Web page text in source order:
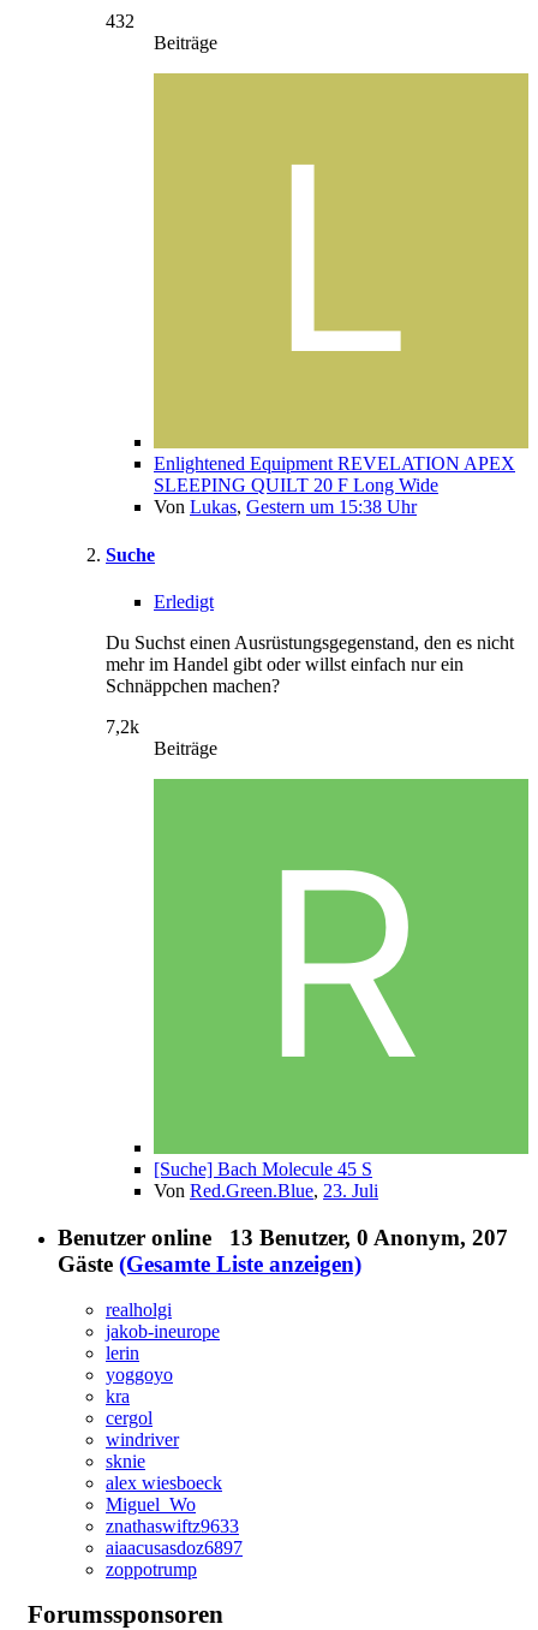
432
Beiträge
Enlightened Equipment REVELATION APEX
SLEEPING QUILT 20 F Long Wide
Von Lukas, Gestern um 15:38 Uhr
Suche
Erledigt
Du Suchst einen Ausrüstungsgegenstand, den es nicht
mehr im Handel gibt oder willst einfach nur ein
Schnäppchen machen?
7,2k
Beiträge
[Suche] Bach Molecule 45 S
Von Red.Green.Blue, 23. Juli
Benutzer online 13 Benutzer, 0 Anonym, 207
Gäste (Gesamte Liste anzeigen)
realholgi
jakob-ineurope
lerin
yoggoyo
kra
cergol
windriver
sknie
alex wiesboeck
Miguel_Wo
znathaswiftz9633
aiaacusasdoz6897
zoppotrump
Forumssponsoren